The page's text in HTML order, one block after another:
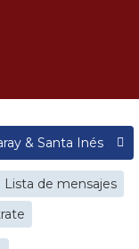
Lista de mensajes